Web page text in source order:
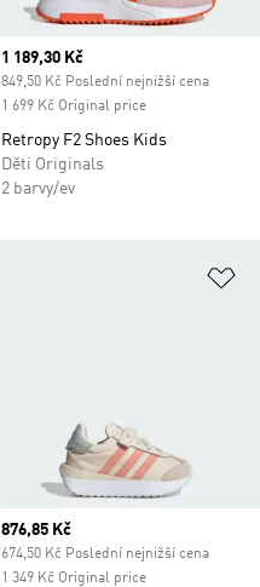
Current price
1 189,30 Kč
849,50 Kč Poslední nejnižší cena
1 699 Kč Original price
Retropy F2 Shoes Kids
Děti Originals
2 barvy/ev
Current price
876,85 Kč
674,50 Kč Poslední nejnižší cena
1 349 Kč Original price